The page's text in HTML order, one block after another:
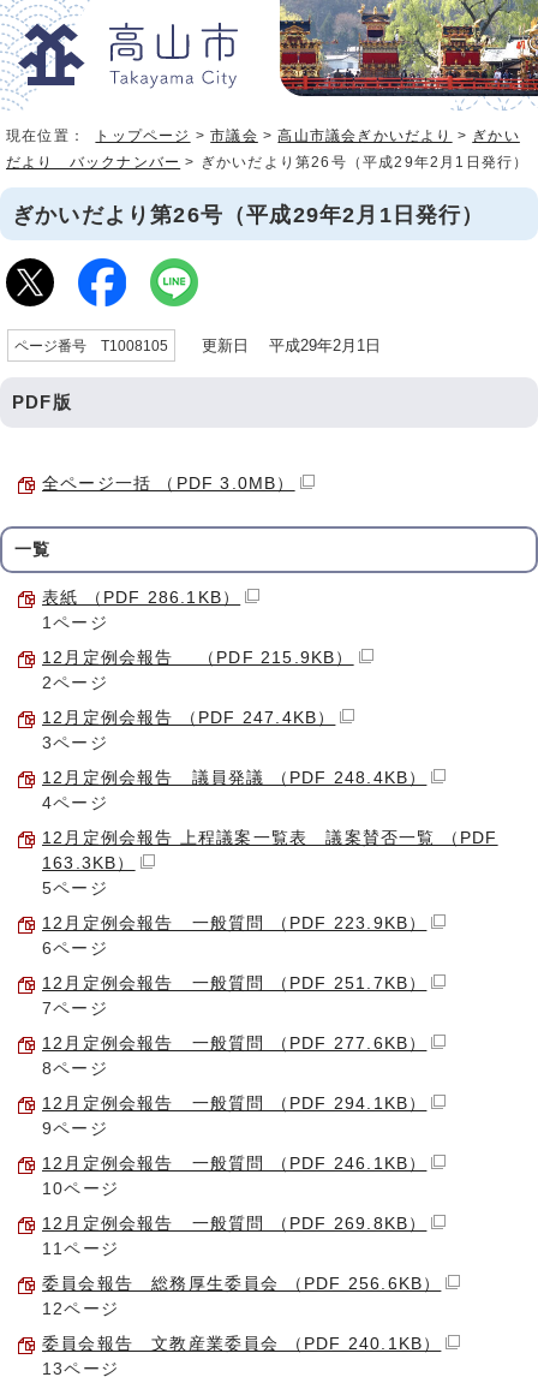
現在位置： トップページ >市議会 >高山市議会ぎかいだより > ぎかい
だより バックナンバー > ぎかいだより第26号（平成29年2月1日発行）
ぎかいだより第26号（平成29年2月1日発行）
ページ番号 T1008105 更新日 平成29年2月1日
PDF版
全ページ一括 （PDF 3.0MB）
一覧
表紙 （PDF 286.1KB）
1ページ
12月定例会報告 （PDF 215.9KB）
2ページ
12月定例会報告 （PDF 247.4KB）
3ページ
12月定例会報告 議員発議 （PDF 248.4KB）
4ページ
12月定例会報告 上程議案一覧表 議案賛否一覧 （PDF
163.3KB）
5ページ
12月定例会報告 一般質問 （PDF 223.9KB）
6ページ
12月定例会報告 一般質問 （PDF 251.7KB）
7ページ
12月定例会報告 一般質問 （PDF 277.6KB）
8ページ
12月定例会報告 一般質問 （PDF 294.1KB）
9ページ
12月定例会報告 一般質問 （PDF 246.1KB）
10ページ
12月定例会報告 一般質問 （PDF 269.8KB）
11ページ
委員会報告 総務厚生委員会 （PDF 256.6KB）
12ページ
委員会報告 文教産業委員会 （PDF 240.1KB）
13ページ